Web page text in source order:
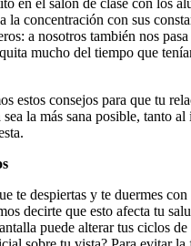
la concentración con sus
a nosotros también nos
mucho del tiempo que
estos consejos para que tu
la más sana posible, tanto
te despiertas y te duermes
decirte que esto afecta tu
puede alterar tus ciclos